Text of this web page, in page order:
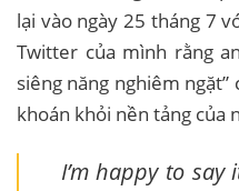
lại vào ngày 25 tháng 7
Twitter của mình rằng
siêng năng nghiêm
khoán khỏi nền tảng của
I’m happy to